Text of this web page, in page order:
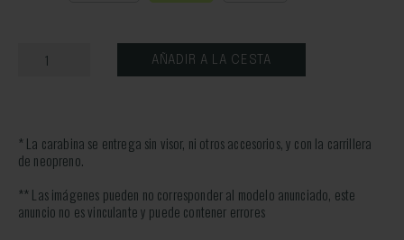
AÑADIR A LA CESTA
* La carabina se entrega sin visor, ni otros accesorios, y con la carrillera
de neopreno.
** Las imágenes pueden no corresponder al modelo anunciado, este
anuncio no es vinculante y puede contener errores